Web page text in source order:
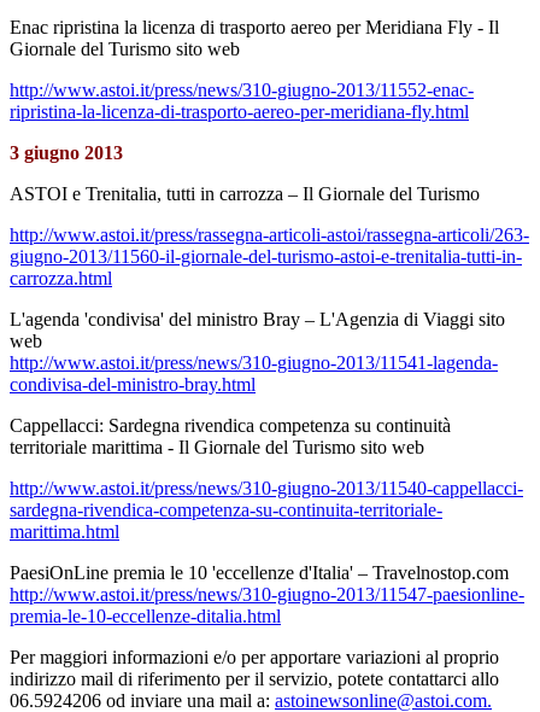
Enac ripristina la licenza di trasporto aereo per Meridiana Fly - Il
Giornale del Turismo sito web
http://www.astoi.it/press/news/310-giugno-2013/11552-enac-
ripristina-la-licenza-di-trasporto-aereo-per-meridiana-fly.html
3 giugno 2013
ASTOI e Trenitalia, tutti in carrozza – Il Giornale del Turismo
http://www.astoi.it/press/rassegna-articoli-astoi/rassegna-articoli/263-
giugno-2013/11560-il-giornale-del-turismo-astoi-e-trenitalia-tutti-in-
carrozza.html
L'agenda 'condivisa' del ministro Bray – L'Agenzia di Viaggi sito
web
http://www.astoi.it/press/news/310-giugno-2013/11541-lagenda-
condivisa-del-ministro-bray.html
Cappellacci: Sardegna rivendica competenza su continuità
territoriale marittima - Il Giornale del Turismo sito web
http://www.astoi.it/press/news/310-giugno-2013/11540-cappellacci-
sardegna-rivendica-competenza-su-continuita-territoriale-
marittima.html
PaesiOnLine premia le 10 'eccellenze d'Italia' – Travelnostop.com
http://www.astoi.it/press/news/310-giugno-2013/11547-paesionline-
premia-le-10-eccellenze-ditalia.html
Per maggiori informazioni e/o per apportare variazioni al proprio
indirizzo mail di riferimento per il servizio, potete contattarci allo
06.5924206 od inviare una mail a: astoinewsonline@astoi.com.